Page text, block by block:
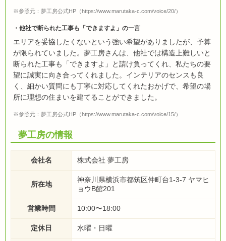
※参照元：夢工房公式HP（https://www.marutaka-c.com/voice/20/）
他社で断られた工事も「できますよ」の一言
エリアを妥協したくないという強い希望がありましたが、予算
が限られていました。夢工房さんは、他社では構造上難しいと
断られた工事も「できますよ」と請け負ってくれ、私たちの要
望に誠実に向き合ってくれました。インテリアのセンスも良
く、細かい質問にも丁寧に対応してくれたおかげで、希望の場
所に理想の住まいを建てることができました。
※参照元：夢工房公式HP（https://www.marutaka-c.com/voice/15/）
夢工房の情報
会社名 株式会社 夢工房
所在地
神奈川県横浜市都筑区仲町台1-3-7 ヤマヒ
ョウB館201
営業時間 10:00〜18:00
定休日 水曜・日曜